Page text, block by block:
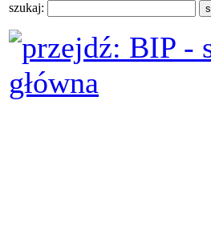
szukaj: